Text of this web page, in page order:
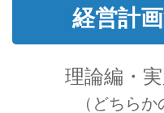
経営計
理論編・
（どちら